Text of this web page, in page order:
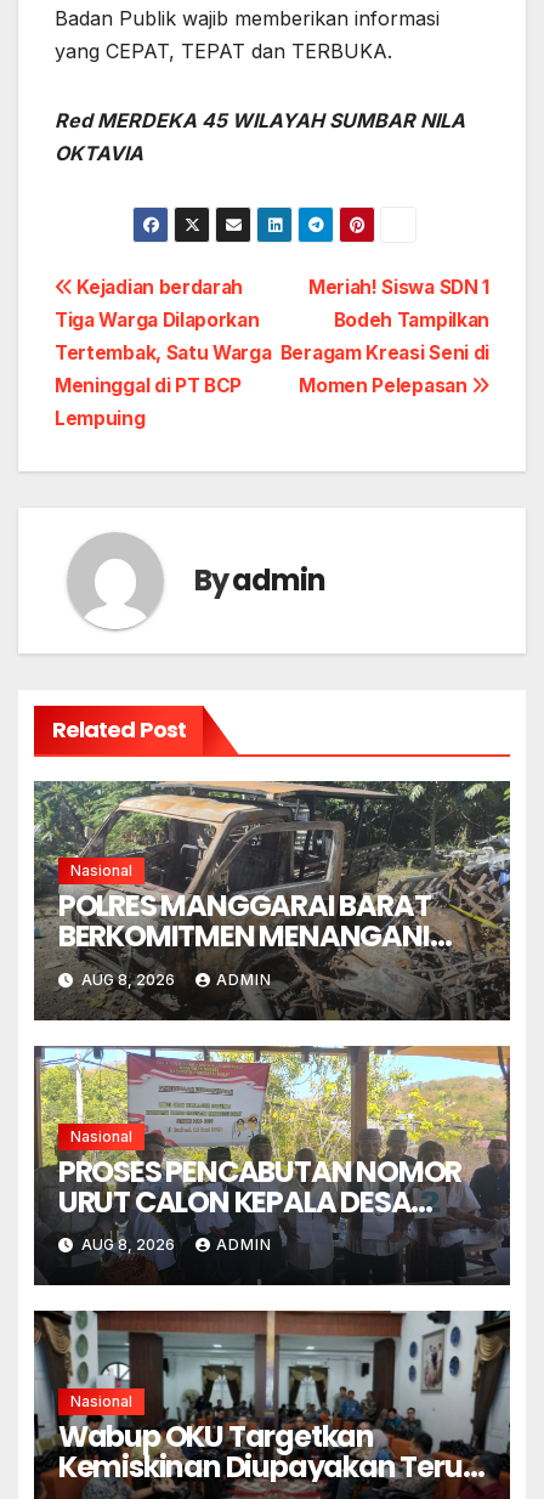
Badan Publik wajib memberikan informasi
yang CEPAT, TEPAT dan TERBUKA.
Red MERDEKA 45 WILAYAH SUMBAR NILA
OKTAVIA
Post
navigation
Meriah! Siswa SDN 1
Bodeh Tampilkan
Beragam Kreasi Seni di
Momen Pelepasan
Kejadian berdarah
Tiga Warga Dilaporkan
Tertembak, Satu Warga
Meninggal di PT BCP
Lempuing
Byadmin
Related Post
Nasional
POLRES MANGGARAI BARAT
BERKOMITMEN MENANGANI
SENGKETA LENGKONG
WARANG SECARA ADIL,
OBYEKTIF DAN INTEGRITAS
AUG 8, 2026 ADMIN
Nasional
PROSES PENCABUTAN NOMOR
URUT CALON KEPALA DESA
GORONTALO BERNUANSA
KEKELUARGAAN
AUG 8, 2026 ADMIN
Nasional
Wabup OKU Targetkan
Kemiskinan Diupayakan Terus